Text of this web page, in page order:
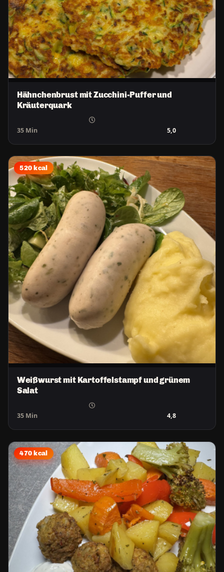
Hähnchenbrust mit Zucchini-Puffer und
Kräuterquark
35 Min 5,0
520 kcal
Weißwurst mit Kartoffelstampf und grünem
Salat
35 Min 4,8
470 kcal